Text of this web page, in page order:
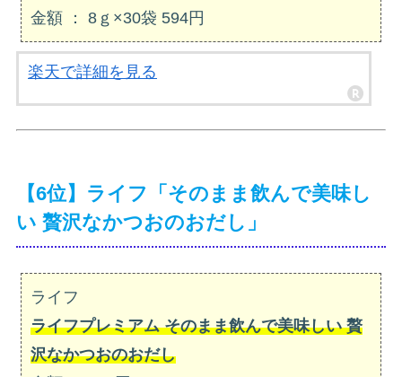
金額 ： 8ｇ×30袋 594円
楽天で詳細を見る
【6位】ライフ「そのまま飲んで美味し
い 贅沢なかつおのおだし」
ライフ
ライフプレミアム そのまま飲んで美味しい 贅
沢なかつおのおだし